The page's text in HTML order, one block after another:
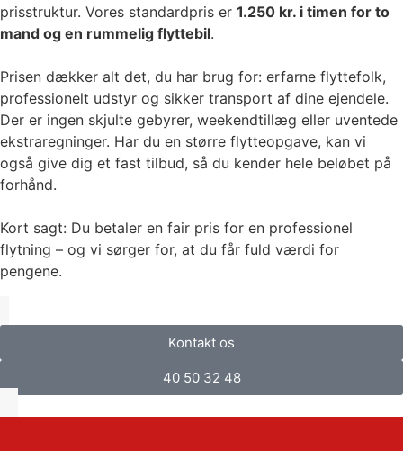
prisstruktur. Vores standardpris er 1.250 kr. i timen for to
mand og en rummelig flyttebil.
Prisen dækker alt det, du har brug for: erfarne flyttefolk,
professionelt udstyr og sikker transport af dine ejendele.
Der er ingen skjulte gebyrer, weekendtillæg eller uventede
ekstraregninger. Har du en større flytteopgave, kan vi
også give dig et fast tilbud, så du kender hele beløbet på
forhånd.
Kort sagt: Du betaler en fair pris for en professionel
flytning – og vi sørger for, at du får fuld værdi for
pengene.
Kontakt os
40 50 32 48